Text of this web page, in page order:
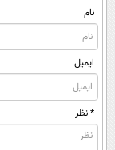
نام
ایمیل
* نظر